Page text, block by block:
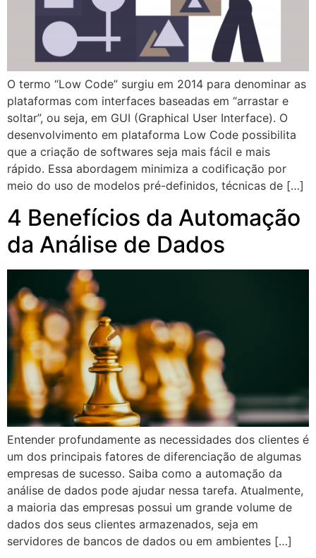
O termo “Low Code” surgiu em 2014 para denominar as
plataformas com interfaces baseadas em “arrastar e
soltar”, ou seja, em GUI (Graphical User Interface). O
desenvolvimento em plataforma Low Code possibilita
que a criação de softwares seja mais fácil e mais
rápido. Essa abordagem minimiza a codificação por
meio do uso de modelos pré-definidos, técnicas de […]
4 Benefícios da Automação
da Análise de Dados
Entender profundamente as necessidades dos clientes é
um dos principais fatores de diferenciação de algumas
empresas de sucesso. Saiba como a automação da
análise de dados pode ajudar nessa tarefa. Atualmente,
a maioria das empresas possui um grande volume de
dados dos seus clientes armazenados, seja em
servidores de bancos de dados ou em ambientes […]